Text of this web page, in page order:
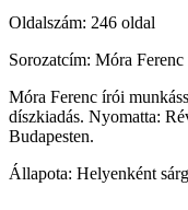
Oldalszám: 246 oldal
Sorozatcím: Móra
Móra Ferenc írói
díszkiadás. Nyomatta:
Budapesten.
Állapota: Helyenként